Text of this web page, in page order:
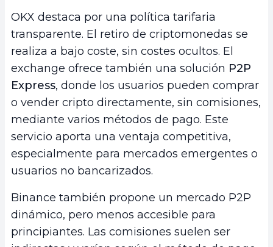
OKX destaca por una política tarifaria
transparente. El retiro de criptomonedas se
realiza a bajo coste, sin costes ocultos. El
exchange ofrece también una solución P2P
Express, donde los usuarios pueden comprar
o vender cripto directamente, sin comisiones,
mediante varios métodos de pago. Este
servicio aporta una ventaja competitiva,
especialmente para mercados emergentes o
usuarios no bancarizados.
Binance también propone un mercado P2P
dinámico, pero menos accesible para
principiantes. Las comisiones suelen ser